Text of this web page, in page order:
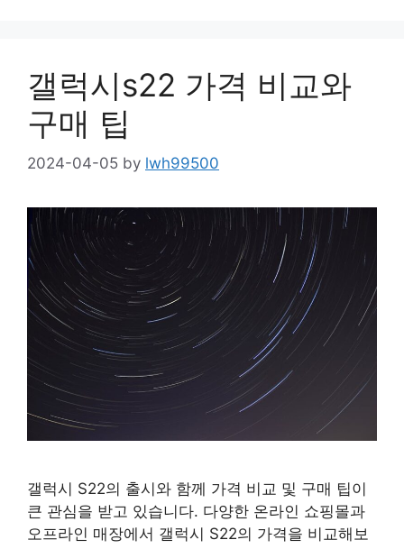
갤럭시s22 가격 비교와
구매 팁
2024-04-05 by lwh99500
갤럭시 S22의 출시와 함께 가격 비교 및 구매 팁이
큰 관심을 받고 있습니다. 다양한 온라인 쇼핑몰과
오프라인 매장에서 갤럭시 S22의 가격을 비교해보